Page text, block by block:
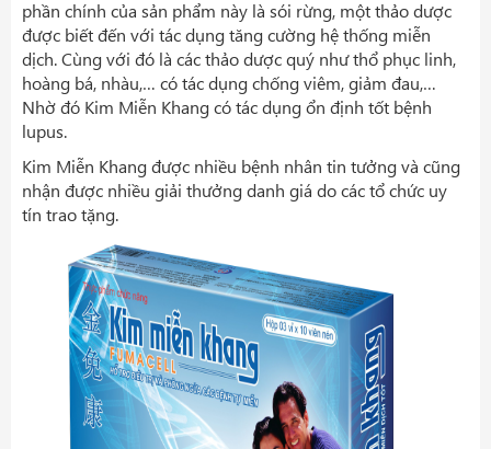
phần chính của sản phẩm này là sói rừng, một thảo dược
được biết đến với tác dụng tăng cường hệ thống miễn
dịch. Cùng với đó là các thảo dược quý như thổ phục linh,
hoàng bá, nhàu,… có tác dụng chống viêm, giảm đau,…
Nhờ đó Kim Miễn Khang có tác dụng ổn định tốt bệnh
lupus.
Kim Miễn Khang được nhiều bệnh nhân tin tưởng và cũng
nhận được nhiều giải thưởng danh giá do các tổ chức uy
tín trao tặng.